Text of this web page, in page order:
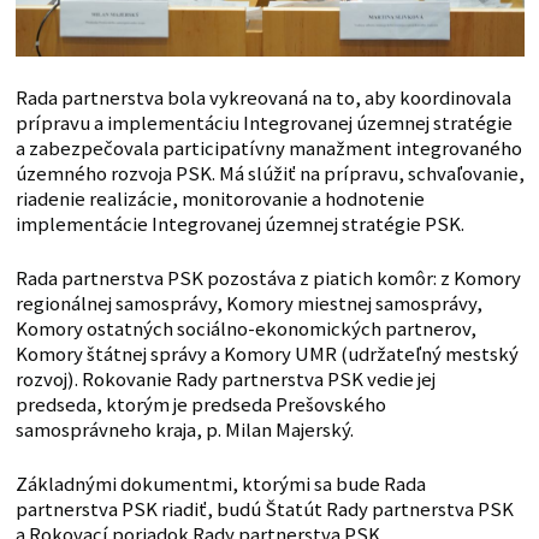
Rada partnerstva bola vykreovaná na to, aby koordinovala
prípravu a implementáciu Integrovanej územnej stratégie
a zabezpečovala participatívny manažment integrovaného
územného rozvoja PSK. Má slúžiť na prípravu, schvaľovanie,
riadenie realizácie, monitorovanie a hodnotenie
implementácie Integrovanej územnej stratégie PSK.
Rada partnerstva PSK pozostáva z piatich komôr: z Komory
regionálnej samosprávy, Komory miestnej samosprávy,
Komory ostatných sociálno-ekonomických partnerov,
Komory štátnej správy a Komory UMR (udržateľný mestský
rozvoj). Rokovanie Rady partnerstva PSK vedie jej
predseda, ktorým je predseda Prešovského
samosprávneho kraja, p. Milan Majerský.
Základnými dokumentmi, ktorými sa bude Rada
partnerstva PSK riadiť, budú Štatút Rady partnerstva PSK